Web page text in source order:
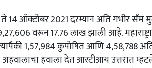
ते 14 ऑक्टोबर 2021 दरम्यान अति गंभीर
वरून 17.76 लाख झाली आहे.
1,57,984 कुपोषित आणि 4,58,788
अहवालाचा हवाला देत आरटीआय उत्तरात